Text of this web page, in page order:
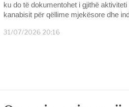
ku do të dokumentohet i gjithë
kanabisit për qëllime mjekësore dhe
31/07/2026 20:16